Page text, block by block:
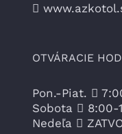
OTVÁRACIE
Pon.-Piat.
Sobota
8:00-
Nedeľa